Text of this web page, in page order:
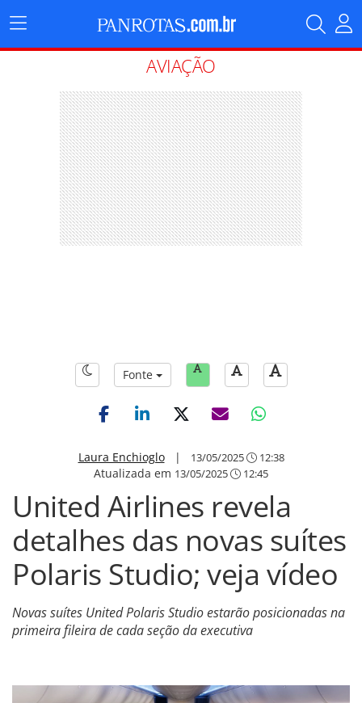
Menu
Principal
AVIAÇÃO
Fonte
Laura Enchioglo| 13/05/2025 12:38
Atualizada em 13/05/2025 12:45
United Airlines revela
detalhes das novas suítes
Polaris Studio; veja vídeo
Novas suítes United Polaris Studio estarão posicionadas na
primeira fileira de cada seção da executiva